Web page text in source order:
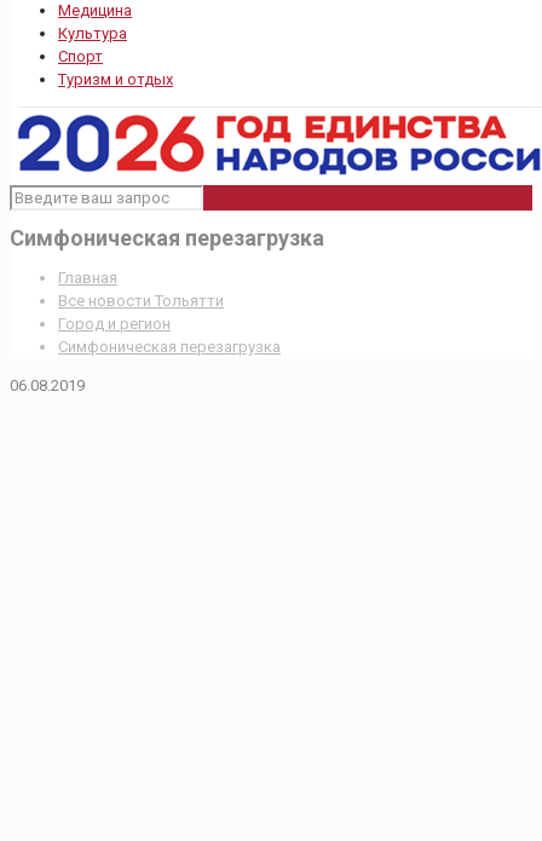
Медицина
Культура
Спорт
Туризм и отдых
Симфоническая перезагрузка
Главная
Все новости Тольятти
Город и регион
Симфоническая перезагрузка
06.08.2019